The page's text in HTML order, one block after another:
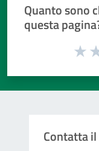
Quanto sono
questa
Valuta da 1 a 5
Contatta